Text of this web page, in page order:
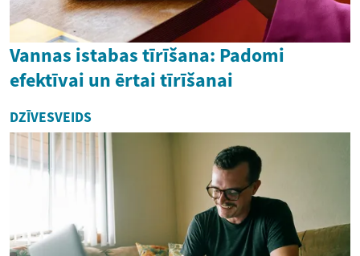
Vannas istabas tīrīšana: Padomi
efektīvai un ērtai tīrīšanai
DZĪVESVEIDS